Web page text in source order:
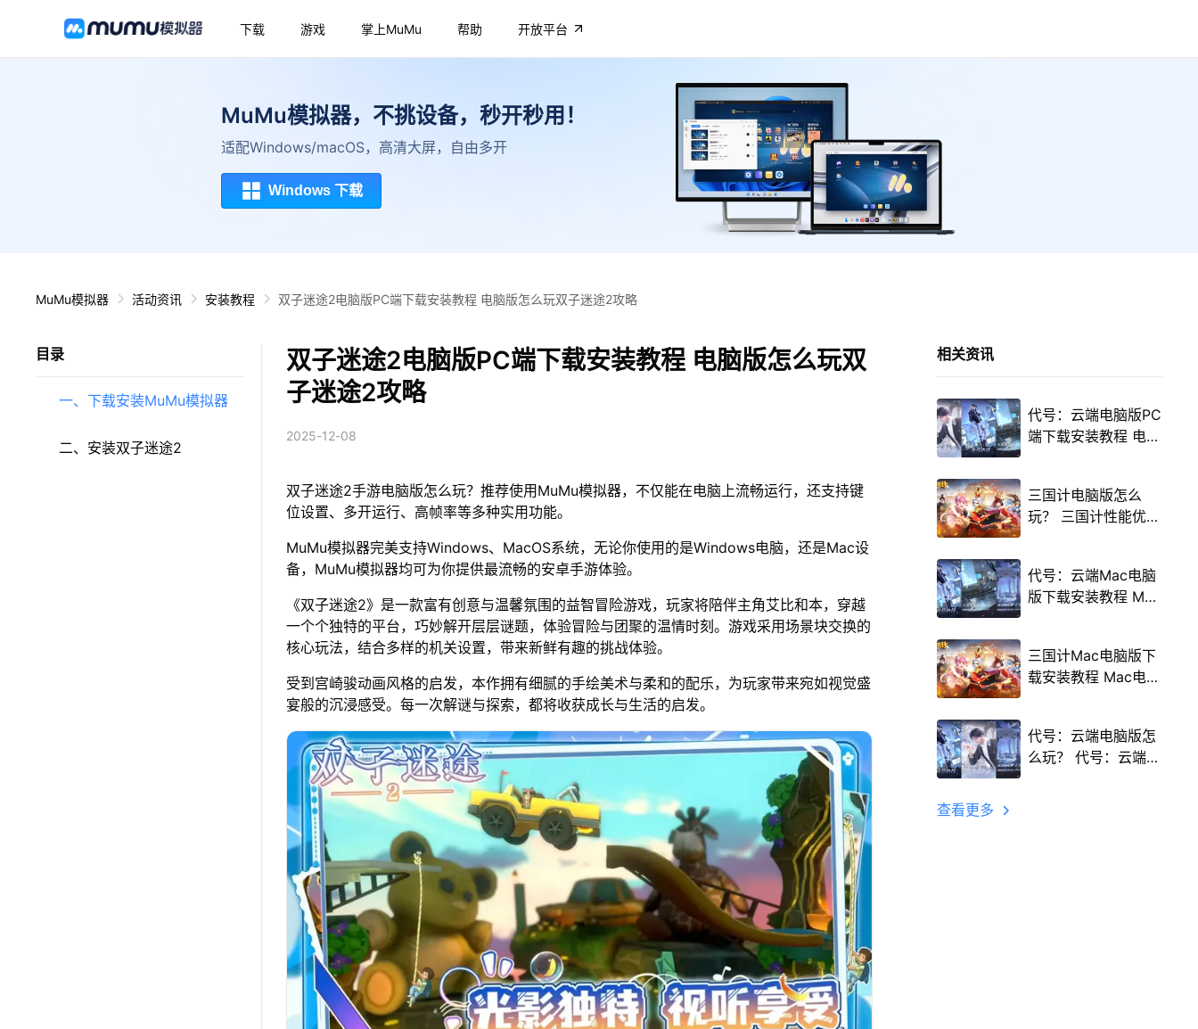
下载 游戏 掌上MuMu 帮助 开放平台
MuMu模拟器，不挑设备，秒开秒用！
适配Windows/macOS，高清大屏，自由多开
Windows 下载
MuMu模拟器 活动资讯 安装教程 双子迷途2电脑版PC端下载安装教程 电脑版怎么玩双子迷途2攻略
目录
一、下载安装MuMu模拟器
二、安装双子迷途2
双子迷途2电脑版PC端下载安装教程 电脑版怎么玩双
子迷途2攻略
2025-12-08
双子迷途2手游电脑版怎么玩？推荐使用MuMu模拟器，不仅能在电脑上流畅运行，还支持键
位设置、多开运行、高帧率等多种实用功能。
MuMu模拟器完美支持Windows、MacOS系统，无论你使用的是Windows电脑，还是Mac设
备，MuMu模拟器均可为你提供最流畅的安卓手游体验。
《双子迷途2》是一款富有创意与温馨氛围的益智冒险游戏，玩家将陪伴主角艾比和本，穿越
一个个独特的平台，巧妙解开层层谜题，体验冒险与团聚的温情时刻。游戏采用场景块交换的
核心玩法，结合多样的机关设置，带来新鲜有趣的挑战体验。
受到宫崎骏动画风格的启发，本作拥有细腻的手绘美术与柔和的配乐，为玩家带来宛如视觉盛
宴般的沉浸感受。每一次解谜与探索，都将收获成长与生活的启发。
相关资讯
代号：云端电脑版PC
端下载安装教程 电脑
三国计电脑版怎么
玩？ 三国计性能优化
程
代号：云端Mac电脑
版下载安装教程 Mac
三国计Mac电脑版下
载安装教程 Mac电脑
代号：云端电脑版怎
么玩？ 代号：云端性
查看更多